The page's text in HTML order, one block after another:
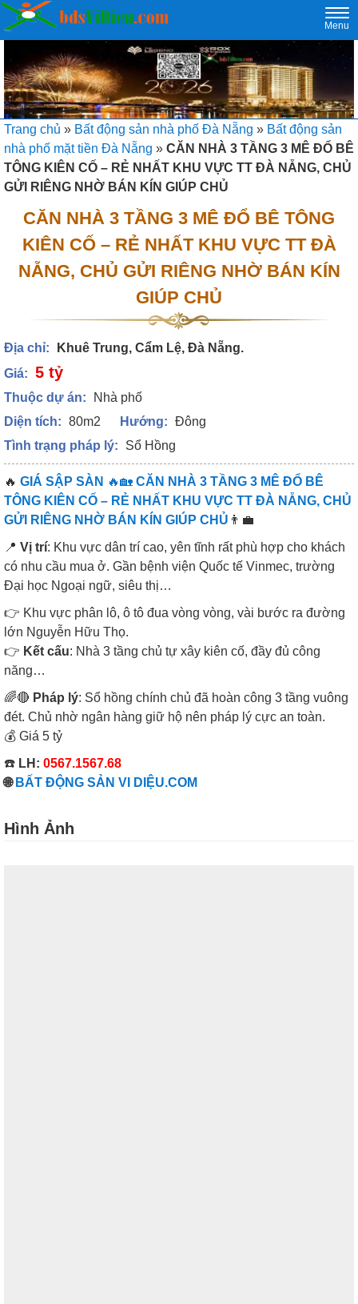
Menu
Trang chủ » Bất động sản nhà phố Đà Nẵng » Bất động sản
nhà phố mặt tiền Đà Nẵng » CĂN NHÀ 3 TẦNG 3 MÊ ĐỔ BÊ
TÔNG KIÊN CỐ – RẺ NHẤT KHU VỰC TT ĐÀ NẴNG, CHỦ
GỬI RIÊNG NHỜ BÁN KÍN GIÚP CHỦ
CĂN NHÀ 3 TẦNG 3 MÊ ĐỔ BÊ TÔNG
KIÊN CỐ – RẺ NHẤT KHU VỰC TT ĐÀ
NẴNG, CHỦ GỬI RIÊNG NHỜ BÁN KÍN
GIÚP CHỦ
Địa chỉ:
Khuê Trung, Cẩm Lệ, Đà Nẵng.
Giá: 5 tỷ
Thuộc dự án:
Nhà phố
Diện tích: 80m2 Hướng: Đông
Tình trạng pháp lý:
Sổ Hồng
🔥 GIÁ SẬP SÀN 🔥🏡 CĂN NHÀ 3 TẦNG 3 MÊ ĐỔ BÊ
TÔNG KIÊN CỐ – RẺ NHẤT KHU VỰC TT ĐÀ NẴNG, CHỦ
GỬI RIÊNG NHỜ BÁN KÍN GIÚP CHỦ 👨‍💼
📍 Vị trí: Khu vực dân trí cao, yên tĩnh rất phù hợp cho khách
có nhu cầu mua ở. Gần bệnh viện Quốc tế Vinmec, trường
Đại học Ngoại ngữ, siêu thị…
👉 Khu vực phân lô, ô tô đua vòng vòng, vài bước ra đường
lớn Nguyễn Hữu Thọ.
👉 Kết cấu: Nhà 3 tầng chủ tự xây kiên cố, đầy đủ công
năng…
🌈🔴 Pháp lý: Sổ hồng chính chủ đã hoàn công 3 tầng vuông
đét. Chủ nhờ ngân hàng giữ hộ nên pháp lý cực an toàn.
💰 Giá 5 tỷ
☎️ LH: 0567.1567.68
🌐 BẤT ĐỘNG SẢN VI DIỆU.COM
Hình Ảnh